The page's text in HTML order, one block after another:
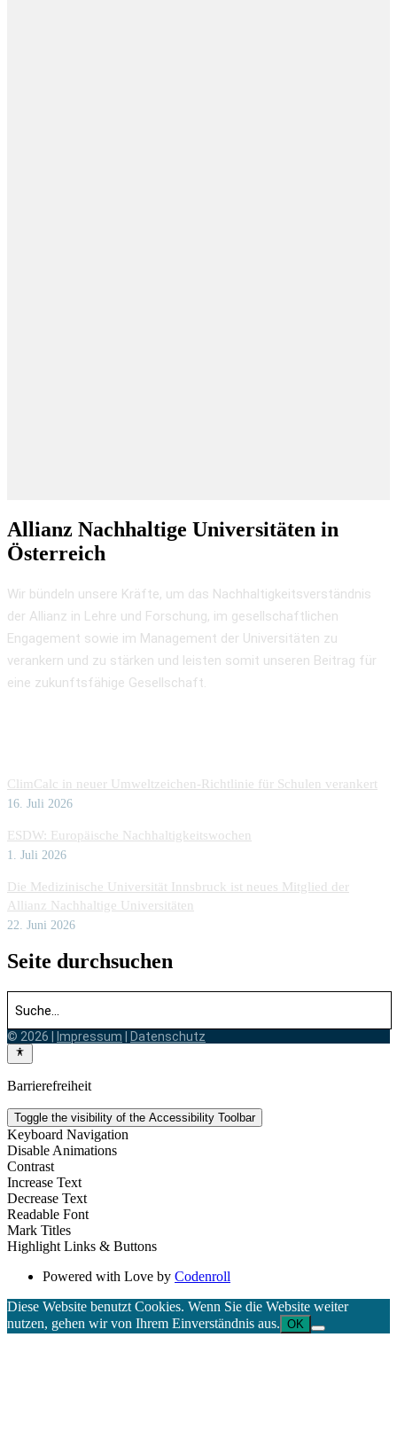
Allianz Nachhaltige Universitäten in
Österreich
Wir bündeln unsere Kräfte, um das Nachhaltigkeitsverständnis
der Allianz in Lehre und Forschung, im gesellschaftlichen
Engagement sowie im Management der Universitäten zu
verankern und zu stärken und leisten somit unseren Beitrag für
eine zukunftsfähige Gesellschaft.
ClimCalc in neuer Umweltzeichen-Richtlinie für Schulen verankert
16. Juli 2026
ESDW: Europäische Nachhaltigkeitswochen
1. Juli 2026
Die Medizinische Universität Innsbruck ist neues Mitglied der
Allianz Nachhaltige Universitäten
22. Juni 2026
Seite durchsuchen
© 2026 | Impressum Datenschutz
Barrierefreiheit
Toggle the visibility of the Accessibility Toolbar
Keyboard Navigation
Disable Animations
Contrast
Increase Text
Decrease Text
Readable Font
Mark Titles
Highlight Links & Buttons
Powered with Love by Codenroll
Diese Website benutzt Cookies. Wenn Sie die Website weiter
nutzen, gehen wir von Ihrem Einverständnis aus. OK